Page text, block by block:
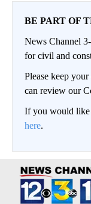
BE PART OF
News Channel
for civil and
Please keep
can review our
If you would like
here.